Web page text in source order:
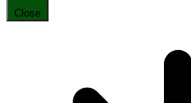
Close